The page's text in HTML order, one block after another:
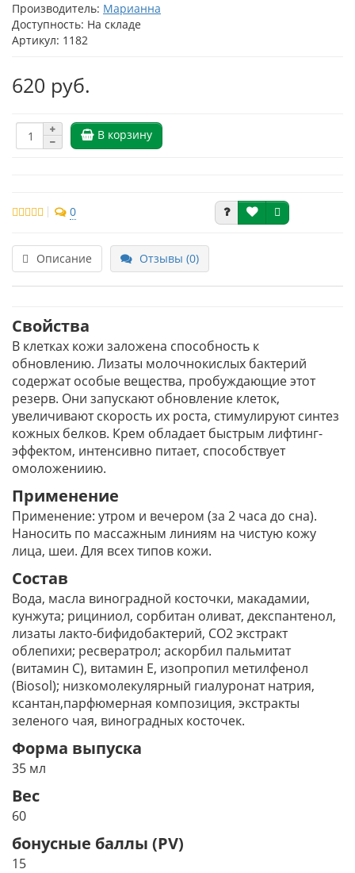
Производитель: Марианна
Доступность: На складе
Артикул: 1182
620 руб.
В корзину
0
Описание Отзывы (0)
Свойства
В клетках кожи заложена способность к
обновлению. Лизаты молочнокислых бактерий
содержат особые вещества, пробуждающие этот
резерв. Они запускают обновление клеток,
увеличивают скорость их роста, стимулируют синтез
кожных белков. Крем обладает быстрым лифтинг-
эффектом, интенсивно питает, способствует
омоложениию.
Применение
Применение: утром и вечером (за 2 часа до сна).
Наносить по массажным линиям на чистую кожу
лица, шеи. Для всех типов кожи.
Состав
Вода, масла виноградной косточки, макадамии,
кунжута; рициниол, сорбитан оливат, декспантенол,
лизаты лакто-бифидобактерий, СО2 экстракт
облепихи; ресвератрол; аскорбил пальмитат
(витамин С), витамин Е, изопропил метилфенол
(Biosol); низкомолекулярный гиалуронат натрия,
ксантан,парфюмерная композиция, экстракты
зеленого чая, виноградных косточек.
Форма выпуска
35 мл
Вес
60
бонусные баллы (PV)
15